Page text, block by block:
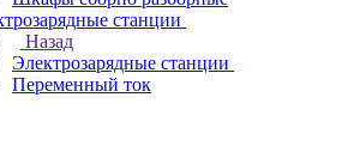
станции
Назад
Электрозарядные станции
Переменный ток